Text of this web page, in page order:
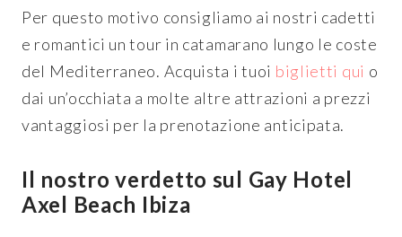
Per questo motivo consigliamo ai nostri cadetti
e romantici un tour in catamarano lungo le coste
del Mediterraneo. Acquista i tuoi biglietti qui o
dai un’occhiata a molte altre attrazioni a prezzi
vantaggiosi per la prenotazione anticipata.
Il nostro verdetto sul Gay Hotel
Axel Beach Ibiza